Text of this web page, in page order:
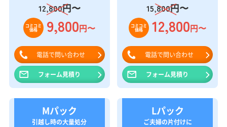
12,800円〜
コミコミ
価格 9,800円〜
電話で問い合わせ
フォーム見積り
15,800円〜
コミコミ
価格 12,800円〜
電話で問い合わせ
フォーム見積り
Mパック
引越し時の大量処分
Lパック
ご夫婦の片付けに